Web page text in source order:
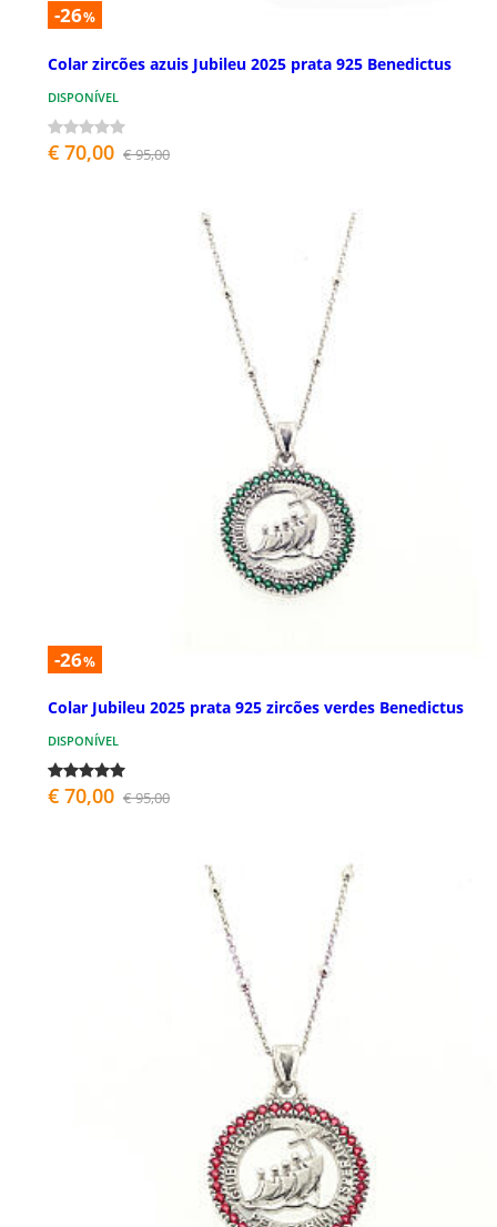
-26%
Colar zircões azuis Jubileu 2025 prata 925 Benedictus
DISPONÍVEL
€ 70,00 € 95,00
-26%
Colar Jubileu 2025 prata 925 zircões verdes Benedictus
DISPONÍVEL
€ 70,00 € 95,00